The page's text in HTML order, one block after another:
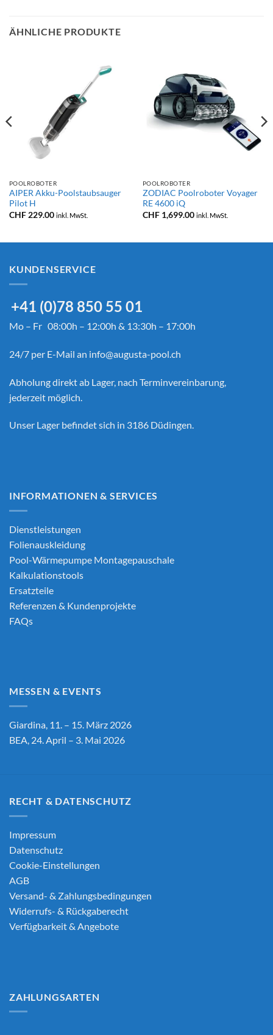
ÄHNLICHE PRODUKTE
POOLROBOTER
AIPER Akku-Poolstaubsauger
Pilot H
CHF229.00 inkl. MwSt.
POOLROBOTER
ZODIAC Poolroboter Voyager
RE 4600 iQ
CHF1,699.00 inkl. MwSt.
KUNDENSERVICE
+41 (0)78 850 55 01
Mo – Fr 08:00h – 12:00h & 13:30h – 17:00h
24/7 per E-Mail an info@augusta-pool.ch
Abholung direkt ab Lager, nach Terminvereinbarung,
jederzeit möglich.
Unser Lager befindet sich in 3186 Düdingen.
INFORMATIONEN & SERVICES
Dienstleistungen
Folienauskleidung
Pool-Wärmepumpe Montagepauschale
Kalkulationstools
Ersatzteile
Referenzen & Kundenprojekte
FAQs
MESSEN & EVENTS
Giardina, 11. – 15. März 2026
BEA, 24. April – 3. Mai 2026
RECHT & DATENSCHUTZ
Impressum
Datenschutz
Cookie-Einstellungen
AGB
Versand- & Zahlungsbedingungen
Widerrufs- & Rückgaberecht
Verfügbarkeit & Angebote
ZAHLUNGSARTEN